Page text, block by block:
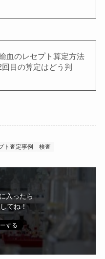
血のレセプト算定方法
回目の算定はどう判
ト査定事例 検査
入ったら
てね！